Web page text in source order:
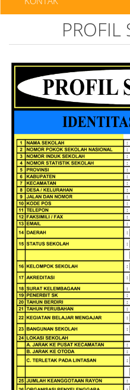
PROFIL